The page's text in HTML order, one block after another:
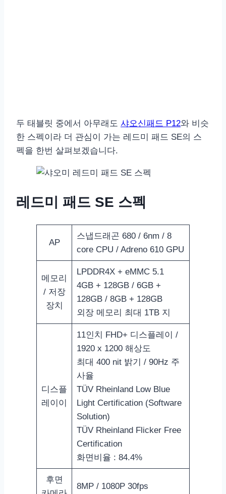
두 태블릿 중에서 아무래도 샤오신패드 P12와 비슷
한 스펙이라 더 관심이 가는 레드미 패드 SE의 스
펙을 한번 살펴보겠습니다.
레드미 패드 SE 스펙
AP
스냅드래곤 680 / 6nm / 8
core CPU / Adreno 610 GPU
메모리
/ 저장
장치
LPDDR4X + eMMC 5.1
4GB + 128GB / 6GB +
128GB / 8GB + 128GB
외장 메모리 최대 1TB 지
디스플
레이이
11인치 FHD+ 디스플레이 /
1920 x 1200 해상도
최대 400 nit 밝기 / 90Hz 주
사율
TÜV Rheinland Low Blue
Light Certification (Software
Solution)
TÜV Rheinland Flicker Free
Certification
화면비율 : 84.4%
후면
8MP / 1080P 30fps